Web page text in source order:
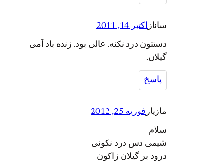
ساناز اکتبر 14, 2011
دستتون درد نکنه. عالی بود. زنده باد اَمی
گیلان.
پاسخ
مازیار فوریه 25, 2012
سلام
شیمی دس درد نکونی
درود بر گیلان زاکون